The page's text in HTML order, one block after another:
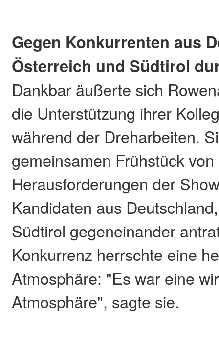
Gegen Konkurrenten aus
Österreich und Südtirol
Dankbar äußerte sich
die Unterstützung ihrer
während der Dreharbeiten.
gemeinsamen Frühstück
Herausforderungen der
Kandidaten aus
Südtirol gegeneinander
Konkurrenz herrschte eine
Atmosphäre: "Es war eine
Atmosphäre", sagte sie.